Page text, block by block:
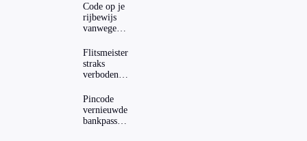
ze voor deze
Code op je
rijbewijs
vanwege
autisme?
Zo
verwijder
Flitsmeister
straks
verboden?
regels in
Nederland
en het
buitenland
Pincode
vernieuwde
bankpassen